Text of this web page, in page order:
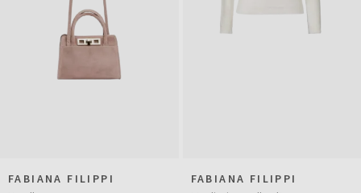
FABIANA FILIPPI
FABIANA FILIPPI